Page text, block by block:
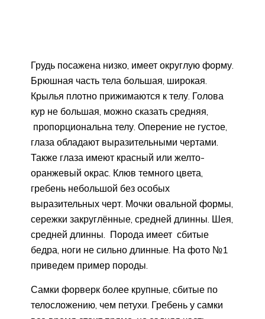
Грудь посажена низко, имеет округлую форму.
Брюшная часть тела большая, широкая.
Крылья плотно прижимаются к телу. Голова
кур не большая, можно сказать средняя,
пропорциональна телу. Оперение не густое,
глаза обладают выразительными чертами.
Также глаза имеют красный или желто-
оранжевый окрас. Клюв темного цвета,
гребень небольшой без особых
выразительных черт. Мочки овальной формы,
сережки закруглённые, средней длинны. Шея,
средней длинны. Порода имеет сбитые
бедра, ноги не сильно длинные. На фото №1
приведем пример породы.
Самки форверк более крупные, сбитые по
телосложению, чем петухи. Гребень у самки